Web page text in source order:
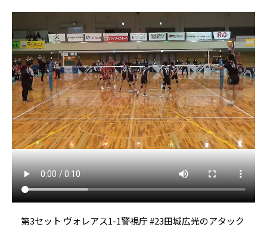
第3セット ヴォレアス1-1警視庁 #23田城広光のアタック